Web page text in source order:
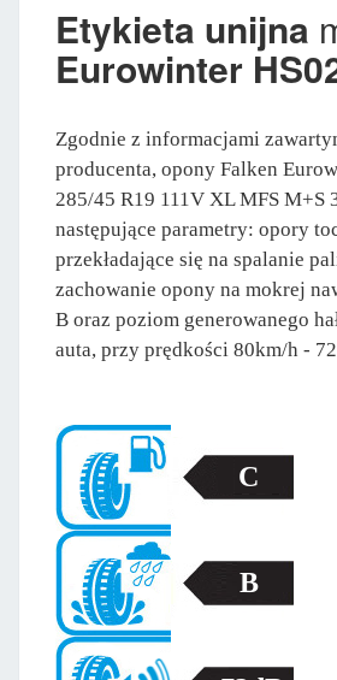
Etykieta unijna
Eurowinter
Zgodnie z informacjami
producenta, opony Falken
285/45 R19 111V XL MFS M+S
następujące parametry: opory
przekładające się na spalanie
zachowanie opony na mokrej
B oraz poziom generowanego
auta, przy prędkości 80km/h -
C
B